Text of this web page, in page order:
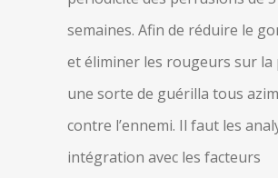
semaines. Afin de réduire le
et éliminer les rougeurs sur la
une sorte de guérilla tous
contre l’ennemi. Il faut les
intégration avec les facteurs